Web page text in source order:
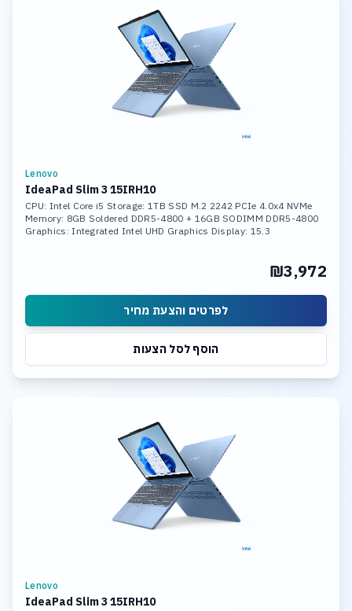
Lenovo
IdeaPad Slim 3 15IRH10
CPU: Intel Core i5 Storage: 1TB SSD M.2 2242 PCIe 4.0x4 NVMe
Memory: 8GB Soldered DDR5-4800 + 16GB SODIMM DDR5-4800
Graphics: Integrated Intel UHD Graphics Display: 15.3
₪3,972
לפרטים והצעת מחיר
הוסף לסל הצעות
Lenovo
IdeaPad Slim 3 15IRH10